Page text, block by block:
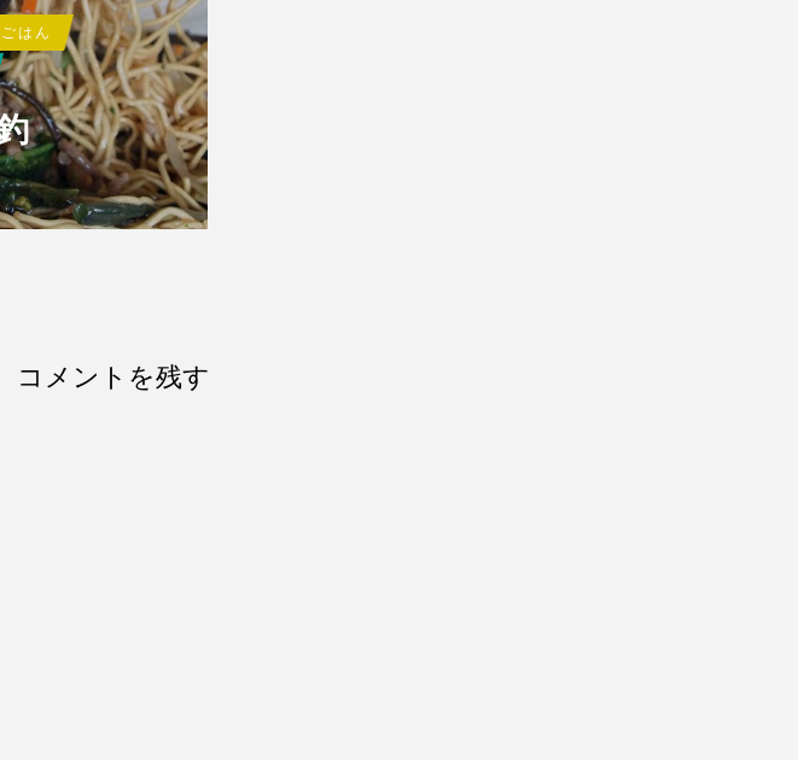
はん
コメントを残す